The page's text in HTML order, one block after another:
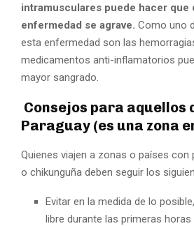
intramusculares puede hacer que
enfermedad se agrave. Como uno
esta enfermedad son las
medicamentos anti-inflamatorios
mayor sangrado.
Consejos para aquellos
Paraguay (es una zona
Quienes viajen a zonas o países con
o chikunguña deben seguir los
Evitar en la medida de lo
libre durante las primeras horas